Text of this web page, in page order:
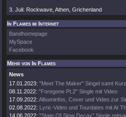
3. Juli: Rockwave, Athen, Grichenland
In Flames im Internet
Bandhomepage
MySpace
Facebook
Mehr von In Flames
News
17.01.2023: "Meet The Maker" Singel samt
08.11.2022: "Foregone Pt.2" Single mit Video
17.09.2022: Albuminfos, Cover und Video zur
02.08.2022: Lyric-Video und Tourdates mit At
14.06.2022: "State Of Slow Decay" Single